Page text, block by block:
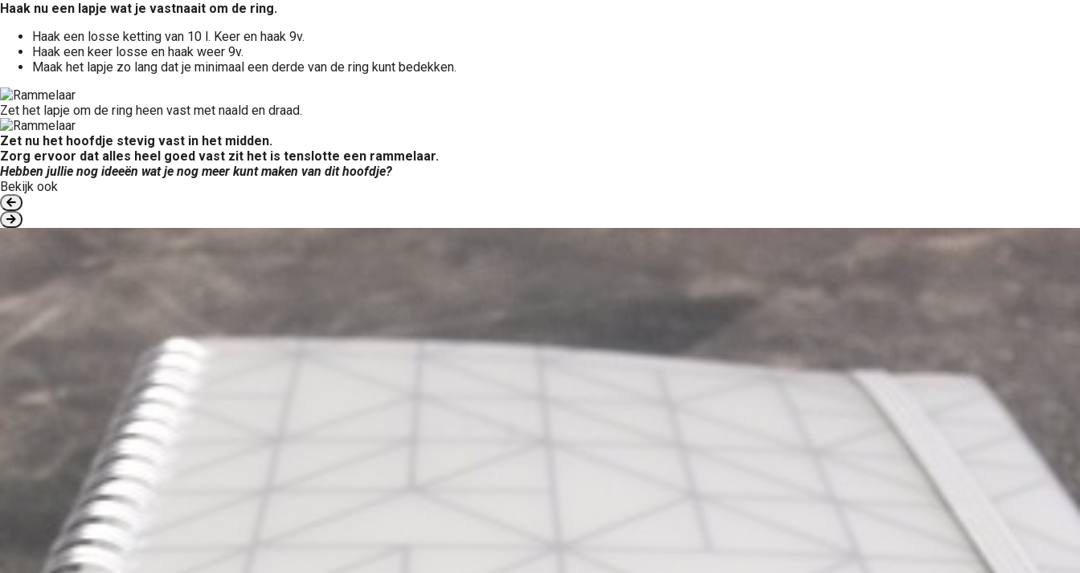
Haak nu een lapje wat je vastnaait om de ring.
Haak een losse ketting van 10 l. Keer en haak 9v.
Haak een keer losse en haak weer 9v.
Maak het lapje zo lang dat je minimaal een derde van de ring kunt bedekken.
Zet het lapje om de ring heen vast met naald en draad.
Zet nu het hoofdje stevig vast in het midden.
Zorg ervoor dat alles heel goed vast zit het is tenslotte een rammelaar.
Hebben jullie nog ideeën wat je nog meer kunt maken van dit hoofdje?
Bekijk ook